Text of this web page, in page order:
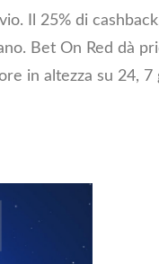
Il 25% di
Bet On Red dà
in altezza su 24, 7